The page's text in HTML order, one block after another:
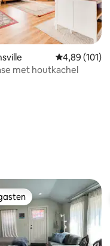
Gemiddelde
4,89 (101)
met houtkachel
gasten